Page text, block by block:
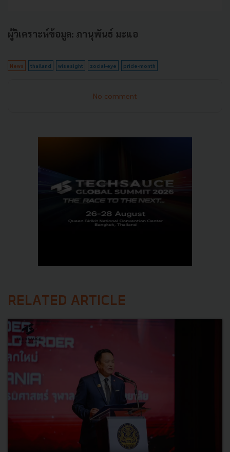
ผู้วิเคราะห์ข้อมูล: ภานุพันธ์ มะแอ
News thailand wisesight zocial-eye pride-month
No comment
RELATED ARTICLE